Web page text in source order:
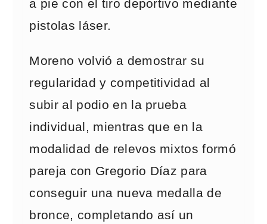
a pie con el tiro deportivo mediante
pistolas láser.
Moreno volvió a demostrar su
regularidad y competitividad al
subir al podio en la prueba
individual, mientras que en la
modalidad de relevos mixtos formó
pareja con Gregorio Díaz para
conseguir una nueva medalla de
bronce, completando así un